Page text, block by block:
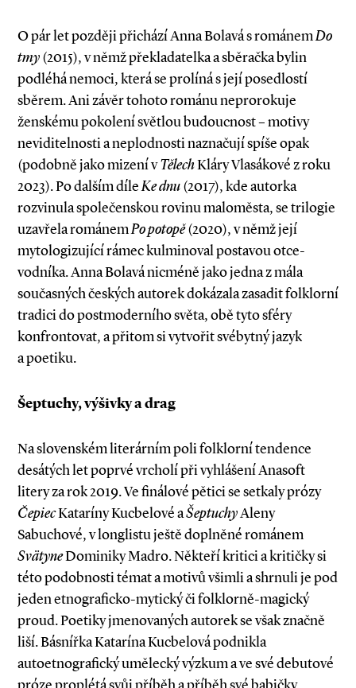
O pár let později přichází Anna Bolavá s ro­mánemDo
tmy(2015), v němž překladatelka a sběračka bylin
podléhá nemoci, která se prolíná s její posedlostí
sběrem. Ani závěr tohoto románu neprorokuje
ženskému pokolení světlou budoucnost – motivy
neviditelnosti a neplodnosti naznačují spíše opak
(podobně jako mizení vTělechKláry Vlasákové z roku
2023). Po dalším díleKe dnu(2017), kde autorka
rozvinula společenskou rovinu maloměsta, se trilogie
uzavřela románemPo potopě(2020), v němž její
mytologizující rámec kulminoval postavou otce­-
vodníka. Anna Bolavá nicméně jako jedna z mála
současných českých autorek dokázala zasadit folklorní
tradici do postmoderního světa, obě tyto sféry
konfrontovat, a přitom si vytvořit svébytný jazyk
a poetiku.
Šeptuchy, výšivky a drag
Na slovenském literárním poli folklorní tendence
desátých let poprvé vrcholí při vyhlášení Anasoft
litery za rok 2019. Ve finálové pětici se setkaly prózy
ČepiecKataríny Kucbelové aŠeptuchyAleny
Sabuchové, v longlistu ještě doplněné románem
SvätyneDominiky Madro. Někteří kritici a kritičky si
této podobnosti témat a motivů všimli a shrnuli je pod
jeden etnograficko­-mytický či folklorně­-magický
proud. Poetiky jmenovaných autorek se však značně
liší. Básnířka Katarína Kucbelová podnikla
autoetnografický umělecký výzkum a ve své debutové